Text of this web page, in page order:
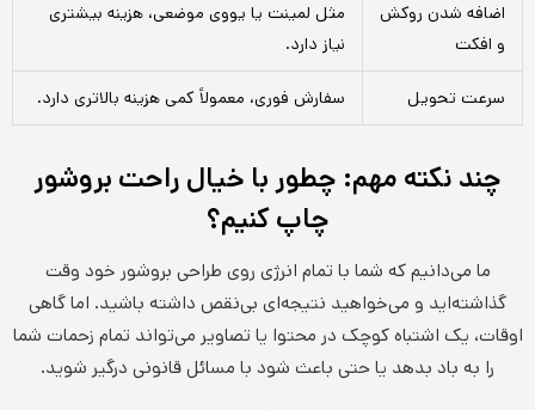
اضافه شدن روکش
و افکت
مثل لمینت یا یووی موضعی، هزینه بیشتری
نیاز دارد.
سرعت تحویل سفارش فوری، معمولاً کمی هزینه بالاتری دارد.
چند نکته مهم: چطور با خیال راحت بروشور
چاپ کنیم؟
ما می‌دانیم که شما با تمام انرژی روی طراحی بروشور خود وقت
گذاشته‌اید و می‌خواهید نتیجه‌ای بی‌نقص داشته باشید. اما گاهی
اوقات، یک اشتباه کوچک در محتوا یا تصاویر می‌تواند تمام زحمات شما
را به باد بدهد یا حتی باعث شود با مسائل قانونی درگیر شوید.